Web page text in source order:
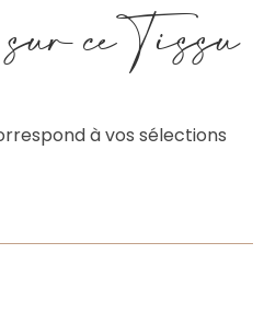
ce Tissu
à vos sélections